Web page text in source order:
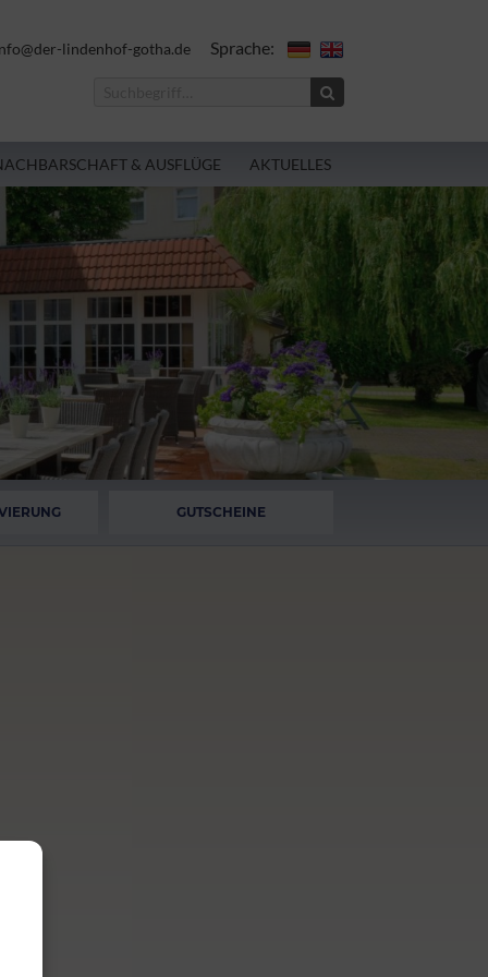
lindenhof-gotha.de Sprache:
& AUSFLÜGE AKTUELLES
GUTSCHEINE